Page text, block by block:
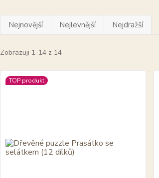
Nejnovější Nejlevnější Nejdražší
Zobrazuji 1-14 z 14
TOP produkt